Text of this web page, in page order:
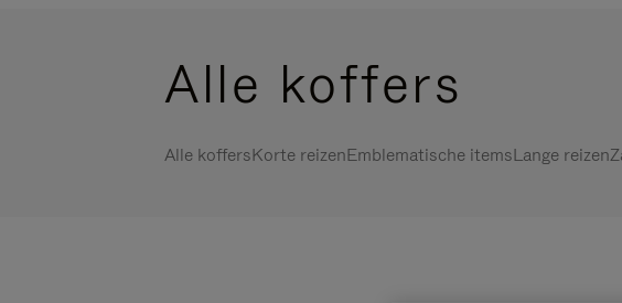
Alle koffers
Alle koffersKorte reizenEmblematische itemsLange reizen